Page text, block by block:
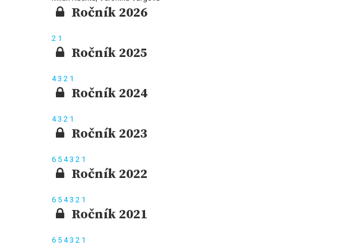
Ročník 2026
2 1
Ročník 2025
43 2 1
Ročník 2024
43 2 1
Ročník 2023
6 5 43 2 1
Ročník 2022
6 5 43 2 1
Ročník 2021
6 5 43 2 1